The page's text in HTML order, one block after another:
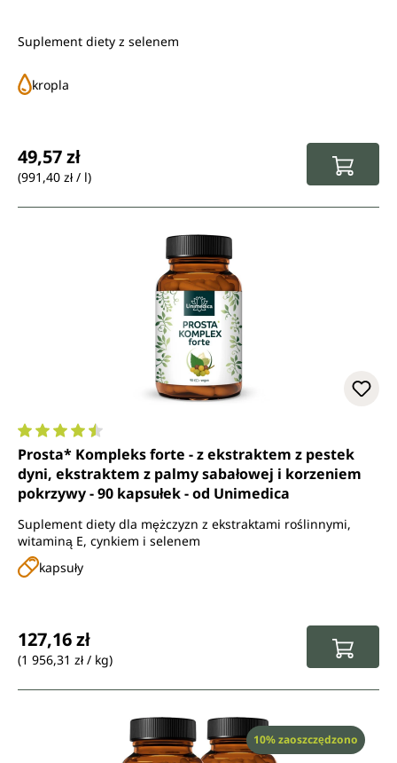
Suplement diety z selenem
kropla
49,57 zł
(991,40 zł / l)
Średnia ocena 4.5 z 5 gwiazdek
Prosta* Kompleks forte - z ekstraktem z pestek
dyni, ekstraktem z palmy sabałowej i korzeniem
pokrzywy - 90 kapsułek - od Unimedica
Suplement diety dla mężczyzn z ekstraktami roślinnymi,
witaminą E, cynkiem i selenem
kapsuły
127,16 zł
(1 956,31 zł / kg)
Rabat
10% zaoszczędzono